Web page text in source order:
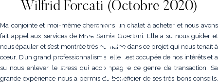
Wilfrid Forcati (Octobre 2020)
Ma conjointe et moi-même cherchions un chalet à acheter et nous avons
fait appel aux services de Mme Samia Ouertani. Elle a su nous guider et
nous épauler et s’est montrée très humaine dans ce projet qui nous tenait à
cœur. D’un grand professionnalisme, elle s’est occupée de nos intérêts et a
su nous enlever le stress qui accompagne ce genre de transaction. Sa
grande expérience nous a permis de bénéficier de ses très bons conseils.